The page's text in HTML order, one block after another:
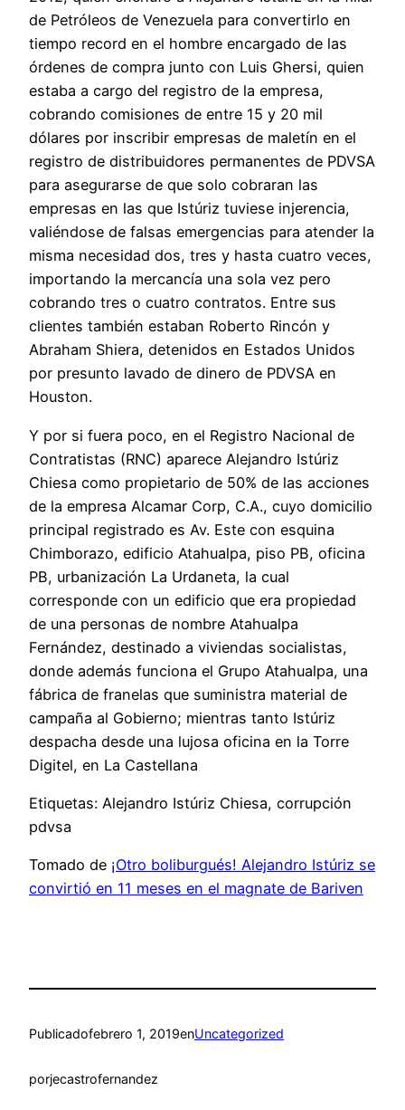
de Petróleos de Venezuela para convertirlo en
tiempo record en el hombre encargado de las
órdenes de compra junto con Luis Ghersi, quien
estaba a cargo del registro de la empresa,
cobrando comisiones de entre 15 y 20 mil
dólares por inscribir empresas de maletín en el
registro de distribuidores permanentes de PDVSA
para asegurarse de que solo cobraran las
empresas en las que Istúriz tuviese injerencia,
valiéndose de falsas emergencias para atender la
misma necesidad dos, tres y hasta cuatro veces,
importando la mercancía una sola vez pero
cobrando tres o cuatro contratos. Entre sus
clientes también estaban Roberto Rincón y
Abraham Shiera, detenidos en Estados Unidos
por presunto lavado de dinero de PDVSA en
Houston.
Y por si fuera poco, en el Registro Nacional de
Contratistas (RNC) aparece Alejandro Istúriz
Chiesa como propietario de 50% de las acciones
de la empresa Alcamar Corp, C.A., cuyo domicilio
principal registrado es Av. Este con esquina
Chimborazo, edificio Atahualpa, piso PB, oficina
PB, urbanización La Urdaneta, la cual
corresponde con un edificio que era propiedad
de una personas de nombre Atahualpa
Fernández, destinado a viviendas socialistas,
donde además funciona el Grupo Atahualpa, una
fábrica de franelas que suministra material de
campaña al Gobierno; mientras tanto Istúriz
despacha desde una lujosa oficina en la Torre
Digitel, en La Castellana
Etiquetas: Alejandro Istúriz Chiesa, corrupción
pdvsa
Tomado de ¡Otro boliburgués! Alejandro Istúriz se
convirtió en 11 meses en el magnate de Bariven
Publicadofebrero 1, 2019enUncategorized
porjecastrofernandez